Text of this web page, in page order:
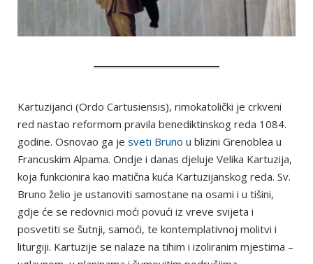
Kartuzijanci (Ordo Cartusiensis), rimokatolički je crkveni
red nastao reformom pravila benediktinskog reda 1084.
godine. Osnovao ga je sveti Bruno u blizini Grenoblea u
Francuskim Alpama. Ondje i danas djeluje Velika Kartuzija,
koja funkcionira kao matična kuća Kartuzijanskog reda. Sv.
Bruno želio je ustanoviti samostane na osami i u tišini,
gdje će se redovnici moći povući iz vreve svijeta i
posvetiti se šutnji, samoći, te kontemplativnoj molitvi i
liturgiji. Kartuzije se nalaze na tihim i izoliranim mjestima –